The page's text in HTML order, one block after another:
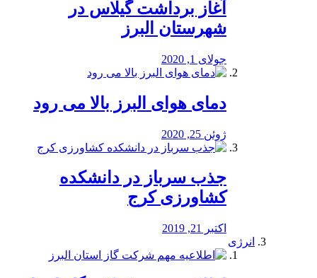
آغاز برداشت گیلاس در
شهرستان البرز
جولای 1, 2020
دمای هوای البرز بالا می رود
ژوئن 25, 2020
جذب سرباز در دانشکده
کشاورزی کرج
اکتبر 21, 2019
انرژی